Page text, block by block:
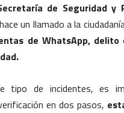
de Seguridad y
un llamado a la
de WhatsApp,
tipo de incidentes, es
en dos pasos,